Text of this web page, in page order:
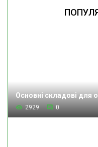
Основні складові для
2929 0